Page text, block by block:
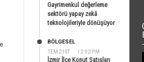
Gayrimenkul değerleme
sektörü yapay zekâ
teknolojileriyle dönüşüyor
TEM 21ST 12:02 PM
BÖLGESEL
İzmir İlçe Konut Satışları